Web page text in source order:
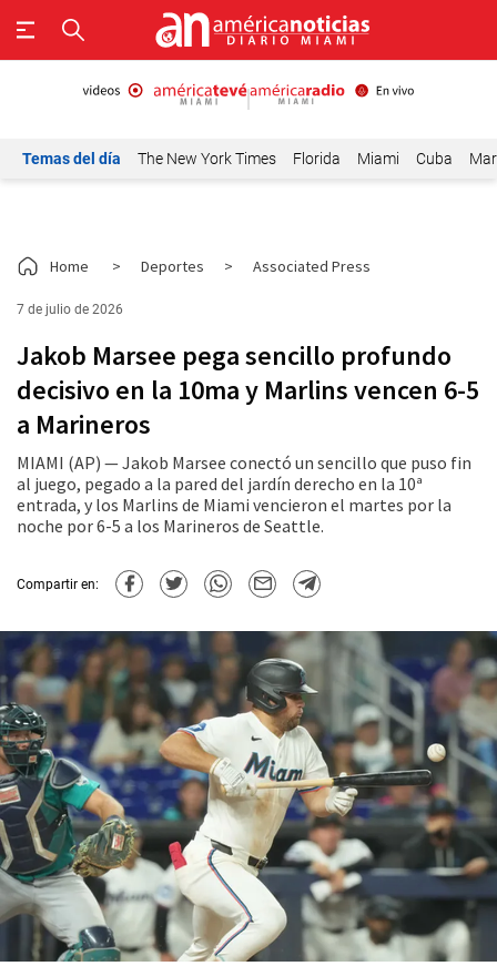
Temas del día The New York Times Florida Miami Cuba
Home > Deportes > Associated Press
7 de julio de 2026
Jakob Marsee pega sencillo profundo
decisivo en la 10ma y Marlins vencen 6-5
a Marineros
MIAMI (AP) — Jakob Marsee conectó un sencillo que puso fin
al juego, pegado a la pared del jardín derecho en la 10ª
entrada, y los Marlins de Miami vencieron el martes por la
noche por 6-5 a los Marineros de Seattle.
Compartir en: